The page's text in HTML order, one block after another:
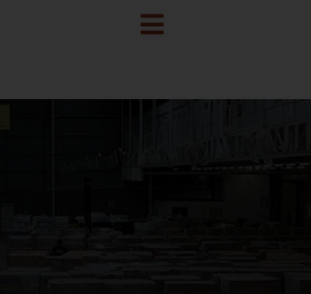
comercial@tasalogistica.com